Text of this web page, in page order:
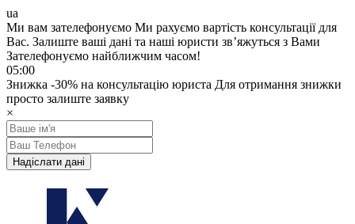
ua
Ми вам зателефонуємо Ми рахуємо вартість консультації для
Вас. Залиште ваші дані та наші юристи звʼяжуться з Вами
Зателефонуємо найближчим часом!
05:00
Знижка -30% на консультацію юриста Для отримання знижки
просто залиште заявку
×
Надіслати дані